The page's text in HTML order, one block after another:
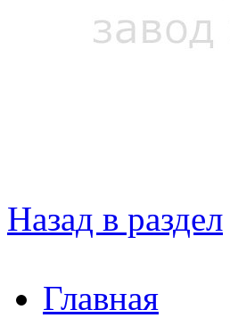
Назад в раздел
Главная